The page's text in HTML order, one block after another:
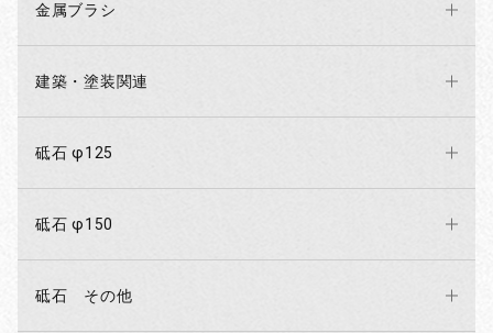
金属ブラシ
建築・塗装関連
砥石 φ125
砥石 φ150
砥石 その他